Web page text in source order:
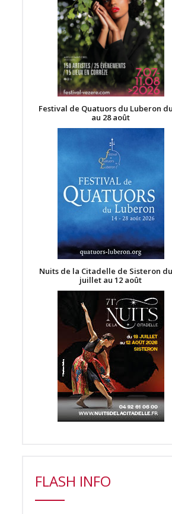
Festival de Quatuors du Luberon
au 28 août
Nuits de la Citadelle de Sisteron
juillet au 12 août
FLASH INFO